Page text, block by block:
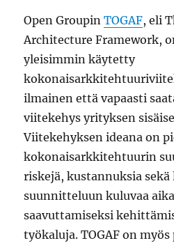
Open GroupinTOGAF, eli
Architecture Framework,
yleisimmin käytetty
ilmainen että vapaasti
viitekehys yrityksen
Viitekehyksen ideana on
kokonaisarkkitehtuurin
riskejä, kustannuksia sekä
suunnitteluun kuluvaa
saavuttamiseksi
työkaluja. TOGAF on